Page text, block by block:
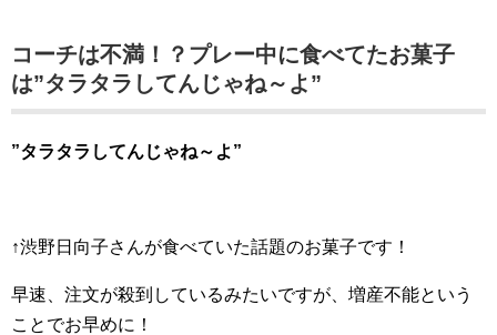
コーチは不満！？プレー中に食べてたお菓子
は”タラタラしてんじゃね～よ”
”タラタラしてんじゃね～よ”
↑渋野日向子さんが食べていた話題のお菓子です！
早速、注文が殺到しているみたいですが、増産不能という
ことでお早めに！